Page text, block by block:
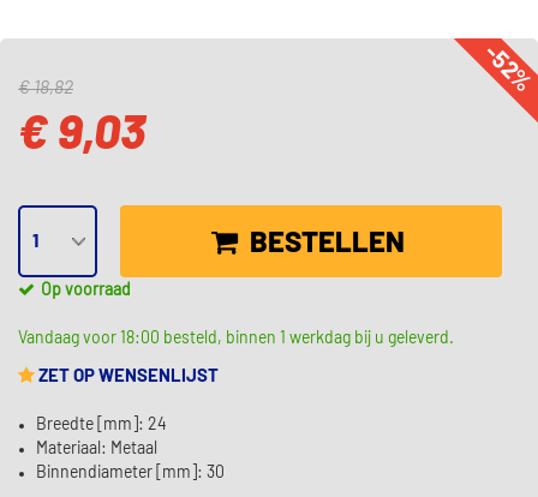
-
€ 18,82
€ 9,03
BESTELLEN
Op voorraad
Vandaag voor 18:00 besteld, binnen 1 werkdag bij u geleverd.
ZET OP WENSENLIJST
Breedte [mm]: 24
Materiaal: Metaal
Binnendiameter [mm]: 30